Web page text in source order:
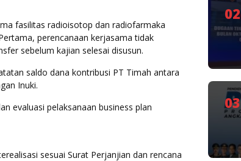
fasilitas radioisotop dan radiofarmaka
perencanaan kerjasama tidak
sebelum kajian selesai disusun.
saldo dana kontribusi PT Timah antara
Inuki.
evaluasi pelaksanaan business plan
sesuai Surat Perjanjian dan rencana
02
03